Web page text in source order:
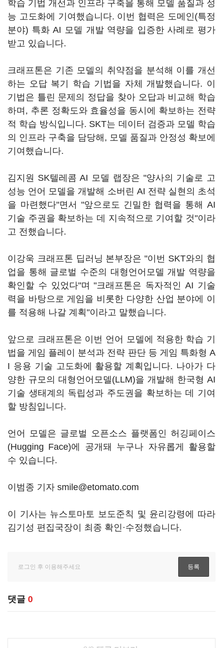
학습 기법 개선과 인프라 구축을 통해 모델 품질과 성
능 고도화에 기여했습니다. 이번 협력은 도메인(특정
분야) 특화 AI 모델 개발 역량을 입증한 사례로 평가
받고 있습니다.
크래프톤은 기존 모델의 취약점을 분석해 이를 개선
하는 오답 복기 학습 기법을 자체 개발했습니다. 이
기법은 틀린 문제의 정답을 찾아 오답과 비교해 학습
하며, 추론 정확도와 효율성을 동시에 확보하는 전략
적 학습 방식입니다. SKT는 데이터 검증과 모델 학습
의 인프라 구축을 담당해, 모델 품질과 안정성 확보에
기여했습니다.
김지원 SK텔레콤 AI 모델 랩장은 "양사의 기술로 고
성능 언어 모델을 개발해 소버린 AI 전략 실현의 초석
을 마련했다"면서 "앞으로도 긴밀한 협력을 통해 AI
기술 주권을 확보하는 데 지속적으로 기여할 것"이라
고 전했습니다.
이강욱 크래프톤 딥러닝 본부장은 "이번 SKT와의 협
업을 통해 글로벌 수준의 대형언어모델 개발 역량을
확인할 수 있었다"며 "크래프톤은 독자적인 AI 기술
력을 바탕으로 게임을 비롯한 다양한 산업 분야에 이
를 적용해 나갈 계획"이라고 말했습니다.
앞으로 크래프톤은 이번 언어 모델에 적용한 학습 기
법을 게임 플레이 분석과 전략 판단 등 게임 특화형 A
I 응용 기술 고도화에 활용할 계획입니다. 나아가 다
양한 규모의 대형언어모델(LLM)을 개발해 한국형 AI
기술 생태계의 독립성과 주도권을 확보하는 데 기여
할 방침입니다.
언어 모델은 글로벌 오픈소스 플랫폼인 허깅페이스
(Hugging Face)에 공개돼 누구나 자유롭게 활용할
수 있습니다.
이범종 기자 smile@etomato.com
이 기사는 뉴스토마토 보도준칙 및 윤리강령에 따라
김기성 편집국장이 최종 확인·수정했습니다.
댓글 0